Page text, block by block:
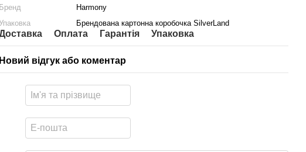
Бренд
Harmony
Брендована картонна коробочка SilverLand
Оплата Гарантія Упаковка
Новий відгук або коментар